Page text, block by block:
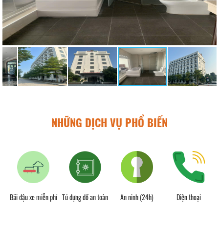
NHỮNG DỊCH VỤ PHỔ BIẾN
Bãi đậu xe miễn phí Tủ đựng đồ an toàn An ninh (24h) Điện thoại